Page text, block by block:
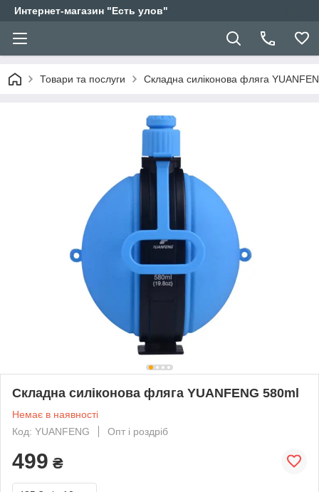
Интернет-магазин "Есть улов"
Товари та послуги Складна силіконова фляга
Складна силіконова фляга YUANFENG 580ml
Немає в наявності
Код: YUANFENG
Опт і роздріб
499 ₴